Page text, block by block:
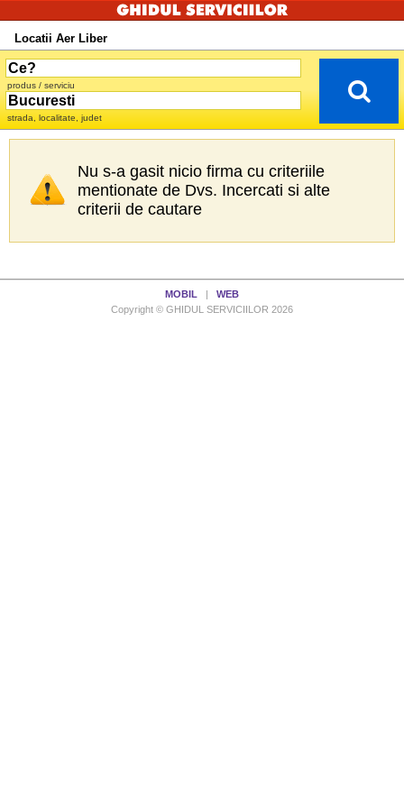
Locatii Aer Liber
produs / serviciu
strada, localitate, judet
Nu s-a gasit nicio firma cu criteriile
mentionate de Dvs. Incercati si alte
criterii de cautare
MOBIL
WEB
Copyright © GHIDUL SERVICIILOR 2026